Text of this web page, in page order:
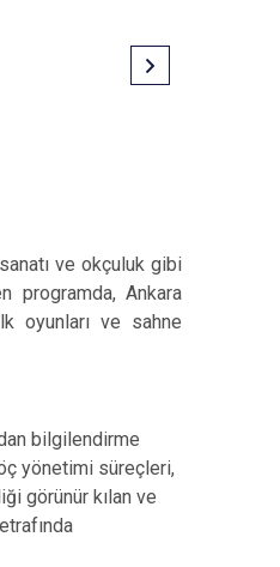
ve okçuluk gibi
programda, Ankara
oyunları ve sahne
bilgilendirme
yönetimi süreçleri,
görünür kılan ve